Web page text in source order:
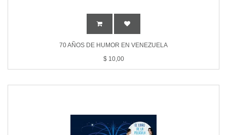
70 AÑOS DE HUMOR EN VENEZUELA
$ 10,00